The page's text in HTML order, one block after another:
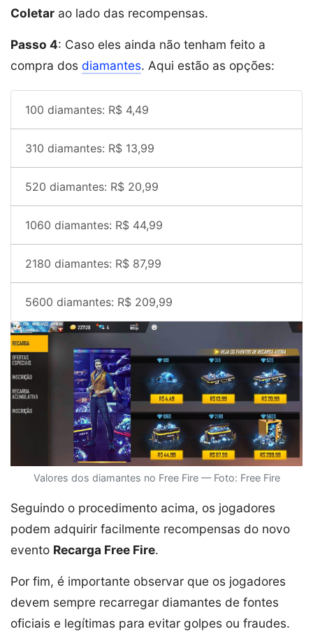
Coletar ao lado das recompensas.
Passo 4: Caso eles ainda não tenham feito a
compra dos diamantes. Aqui estão as opções:
100 diamantes: R$ 4,49
310 diamantes: R$ 13,99
520 diamantes: R$ 20,99
1060 diamantes: R$ 44,99
2180 diamantes: R$ 87,99
5600 diamantes: R$ 209,99
Valores dos diamantes no Free Fire — Foto: Free Fire
Seguindo o procedimento acima, os jogadores
podem adquirir facilmente recompensas do novo
evento Recarga Free Fire.
Por fim, é importante observar que os jogadores
devem sempre recarregar diamantes de fontes
oficiais e legítimas para evitar golpes ou fraudes.